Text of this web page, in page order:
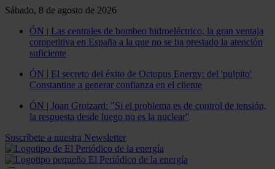
Sábado, 8 de agosto de 2026
ÓN | Las centrales de bombeo hidroeléctrico, la gran ventaja
competitiva en España a la que no se ha prestado la atención
suficiente
ÓN | El secreto del éxito de Octopus Energy: del 'pulpito'
Constantine a generar confianza en el cliente
ÓN | Joan Groizard: "Si el problema es de control de tensión,
la respuesta desde luego no es la nuclear"
Suscríbete a nuestra Newsletter